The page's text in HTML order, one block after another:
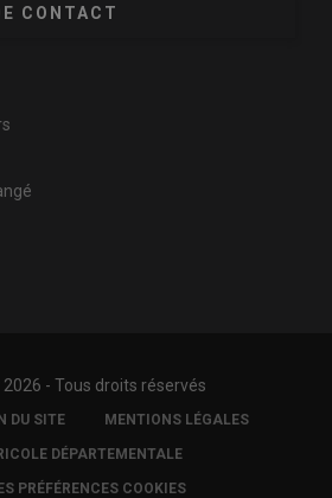
CONTACT
- Tous droits réservés
DU SITE MENTIONS LÉGALES
DÉPARTEMENTALE
PRÉFÉRENCES COOKIES